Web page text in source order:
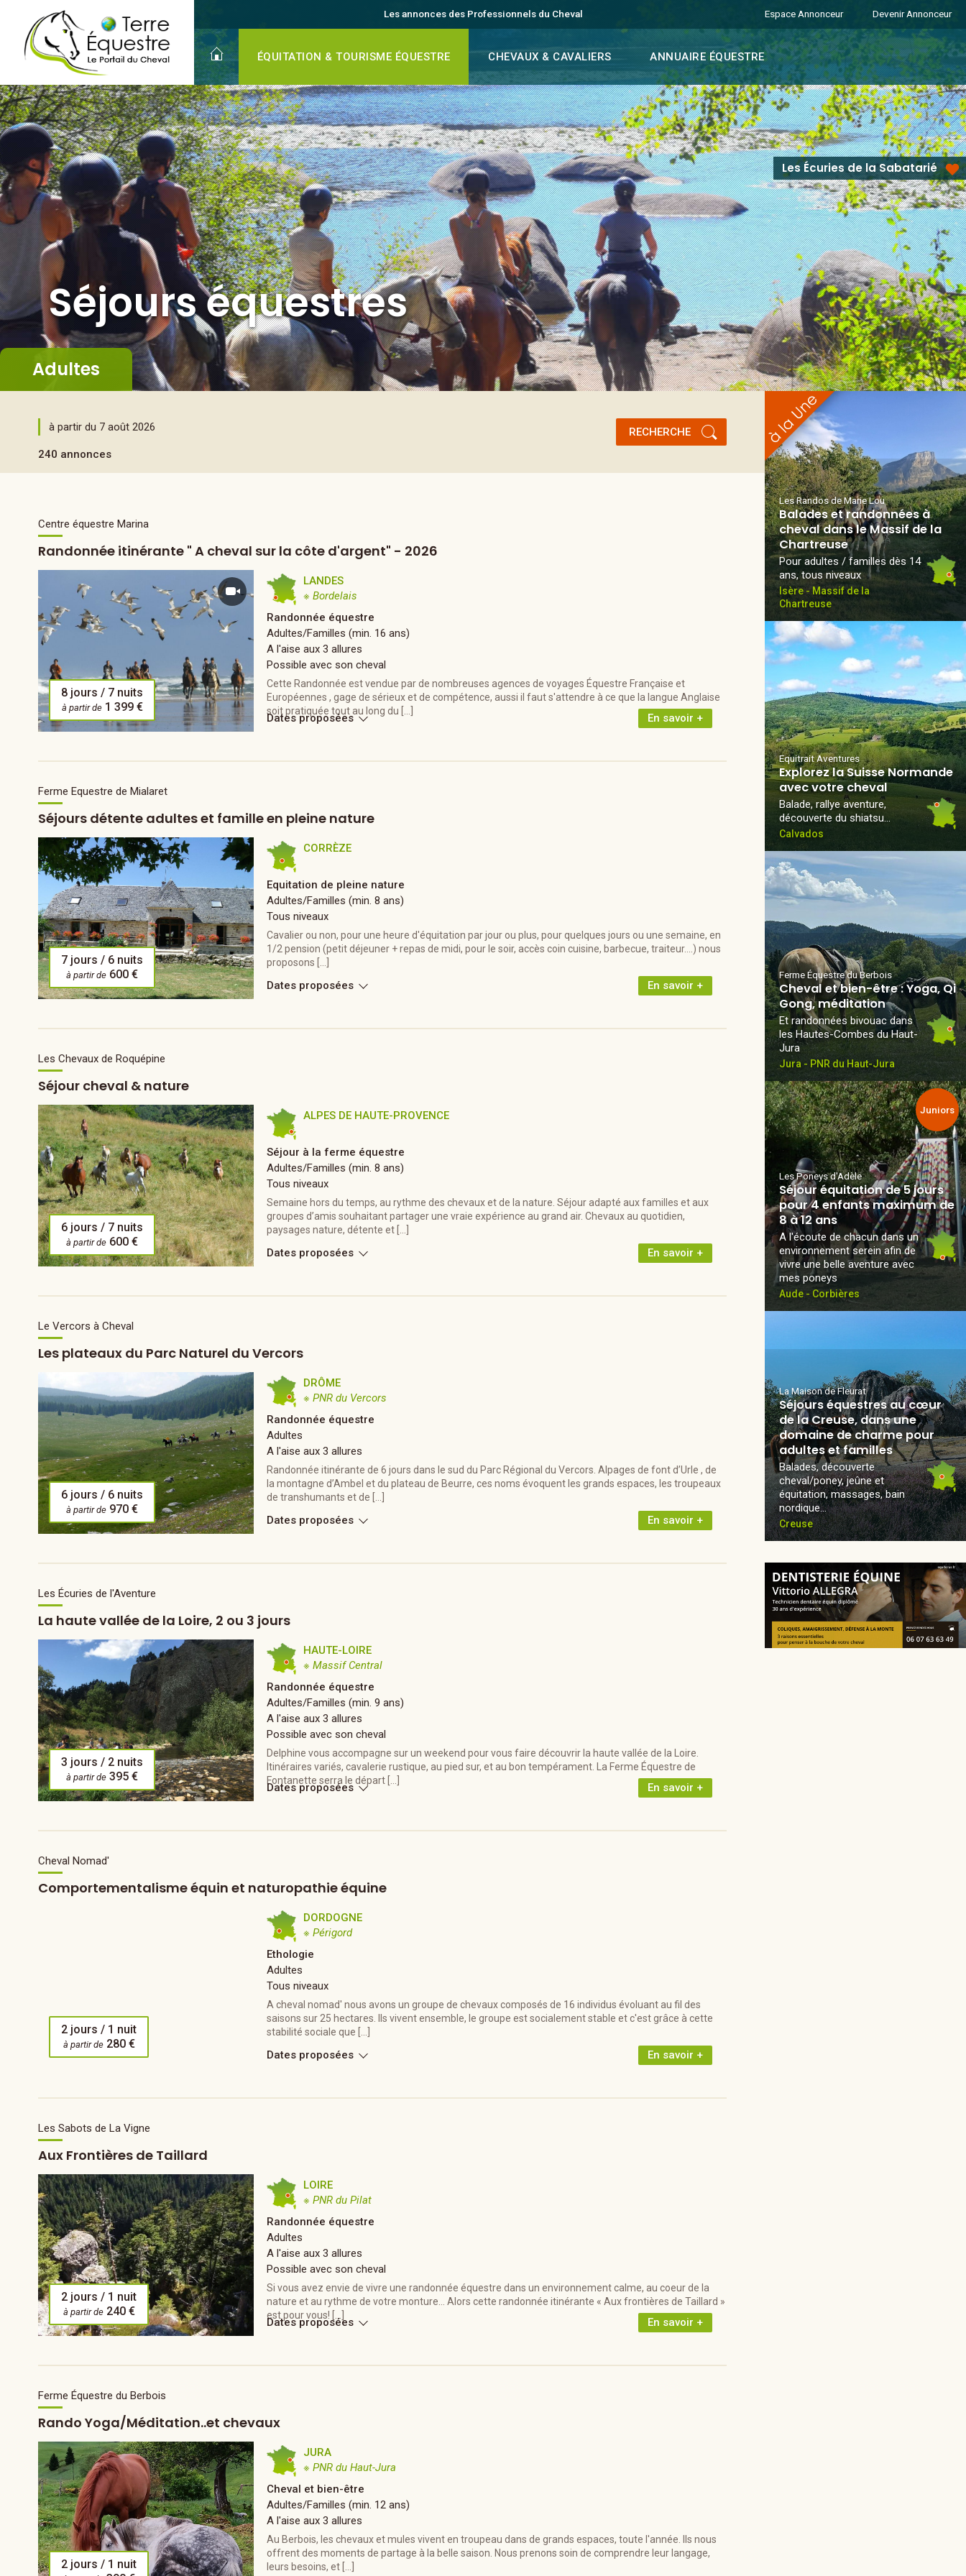
Séjours équestres Adultes Les annonces des Professionnels du Cheval
ÉQUITATION & TOURISME ÉQUESTRE CHEVAUX & CAVALIERS ANNUAIRE ÉQUESTRE
Espace Annonceur Devenir Annonceur
Séjours équestres
Adultes
Les Écuries de la Sabatarié
RECHERCHE
à partir du 7 août 2026
240 annonces
Centre équestre Marina
Randonnée itinérante " A cheval sur la côte d'argent" - 2026
8 jours / 7 nuits
à partir de 1 399 €
LANDES
※ Bordelais
Randonnée équestre
Adultes/Familles (min. 16 ans)
A l'aise aux 3 allures
Possible avec son cheval
Cette Randonnée est vendue par de nombreuses agences de voyages Équestre Française et
Européennes , gage de sérieux et de compétence, aussi il faut s'attendre à ce que la langue Anglaise
soit pratiquée tout au long du […]
En savoir +
Dates proposées
Ferme Equestre de Mialaret
Séjours détente adultes et famille en pleine nature
7 jours / 6 nuits
à partir de 600 €
CORRÈZE
Equitation de pleine nature
Adultes/Familles (min. 8 ans)
Tous niveaux
Cavalier ou non, pour une heure d'équitation par jour ou plus, pour quelques jours ou une semaine, en
1/2 pension (petit déjeuner + repas de midi, pour le soir, accès coin cuisine, barbecue, traiteur....) nous
proposons […]
En savoir +
Dates proposées
Les Chevaux de Roquépine
Séjour cheval & nature
6 jours / 7 nuits
à partir de 600 €
ALPES DE HAUTE-PROVENCE
Séjour à la ferme équestre
Adultes/Familles (min. 8 ans)
Tous niveaux
Semaine hors du temps, au rythme des chevaux et de la nature. Séjour adapté aux familles et aux
groupes d’amis souhaitant partager une vraie expérience au grand air. Chevaux au quotidien,
paysages nature, détente et […]
En savoir +
Dates proposées
Le Vercors à Cheval
Les plateaux du Parc Naturel du Vercors
6 jours / 6 nuits
à partir de 970 €
DRÔME
※ PNR du Vercors
Randonnée équestre
Adultes
A l'aise aux 3 allures
Randonnée itinérante de 6 jours dans le sud du Parc Régional du Vercors. Alpages de font d’Urle , de
la montagne d’Ambel et du plateau de Beurre, ces noms évoquent les grands espaces, les troupeaux
de transhumants et de […]
En savoir +
Dates proposées
Les Écuries de l'Aventure
La haute vallée de la Loire, 2 ou 3 jours
3 jours / 2 nuits
à partir de 395 €
HAUTE-LOIRE
※ Massif Central
Randonnée équestre
Adultes/Familles (min. 9 ans)
A l'aise aux 3 allures
Possible avec son cheval
Delphine vous accompagne sur un weekend pour vous faire découvrir la haute vallée de la Loire.
Itinéraires variés, cavalerie rustique, au pied sur, et au bon tempérament. La Ferme Équestre de
Fontanette serra le départ […]
En savoir +
Dates proposées
Cheval Nomad'
Comportementalisme équin et naturopathie équine
2 jours / 1 nuit
à partir de 280 €
DORDOGNE
※ Périgord
Ethologie
Adultes
Tous niveaux
A cheval nomad' nous avons un groupe de chevaux composés de 16 individus évoluant au fil des
saisons sur 25 hectares. Ils vivent ensemble, le groupe est socialement stable et c'est grâce à cette
stabilité sociale que […]
En savoir +
Dates proposées
Les Sabots de La Vigne
Aux Frontières de Taillard
2 jours / 1 nuit
à partir de 240 €
LOIRE
※ PNR du Pilat
Randonnée équestre
Adultes
A l'aise aux 3 allures
Possible avec son cheval
Si vous avez envie de vivre une randonnée équestre dans un environnement calme, au coeur de la
nature et au rythme de votre monture… Alors cette randonnée itinérante « Aux frontières de Taillard »
est pour vous! […]
En savoir +
Dates proposées
Ferme Équestre du Berbois
Rando Yoga/Méditation..et chevaux
2 jours / 1 nuit
JURA
※ PNR du Haut-Jura
Cheval et bien-être
Adultes/Familles (min. 12 ans)
A l'aise aux 3 allures
Au Berbois, les chevaux et mules vivent en troupeau dans de grands espaces, toute l'année. Ils nous
offrent des moments de partage à la belle saison. Nous prenons soin de comprendre leur langage,
leurs besoins, et […]
Les Randos de Marie Lou
Balades et randonnées à
cheval dans le Massif de la
Chartreuse
Pour adultes / familles dès 14
ans, tous niveaux
Isère - Massif de la
Chartreuse
Equitrait Aventures
Explorez la Suisse Normande
avec votre cheval
Balade, rallye aventure,
découverte du shiatsu…
Calvados
Ferme Équestre du Berbois
Cheval et bien-être : Yoga, Qi
Gong, méditation
Et randonnées bivouac dans
les Hautes-Combes du Haut-
Jura
Jura - PNR du Haut-Jura
Juniors
Les Poneys d'Adèle
Séjour équitation de 5 jours
pour 4 enfants maximum de
8 à 12 ans
A l'écoute de chacun dans un
environnement serein afin de
vivre une belle aventure avec
mes poneys
Aude - Corbières
La Maison de Fleurat
Séjours équestres au cœur
de la Creuse, dans une
domaine de charme pour
adultes et familles
Balades, découverte
cheval/poney, jeûne et
équitation, massages, bain
nordique...
Creuse